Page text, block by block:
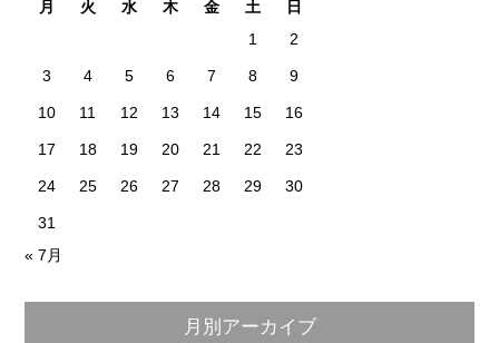
月 火 水 木 金 土
日
1
2
3 4 5 6 7 8 9
10 11 12 13 14 15 16
17 18 19 20 21 22 23
24 25 26 27 28 29 30
31
« 7月
月別アーカイブ